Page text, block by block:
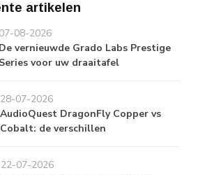
artikelen
07-08-2026
De vernieuwde Grado Labs Prestige
Series voor uw draaitafel
28-07-2026
AudioQuest DragonFly Copper vs
Cobalt: de verschillen
22-07-2026